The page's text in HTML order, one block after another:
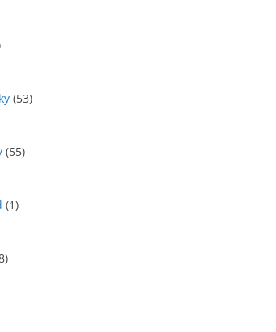
(53)
(55)
(1)